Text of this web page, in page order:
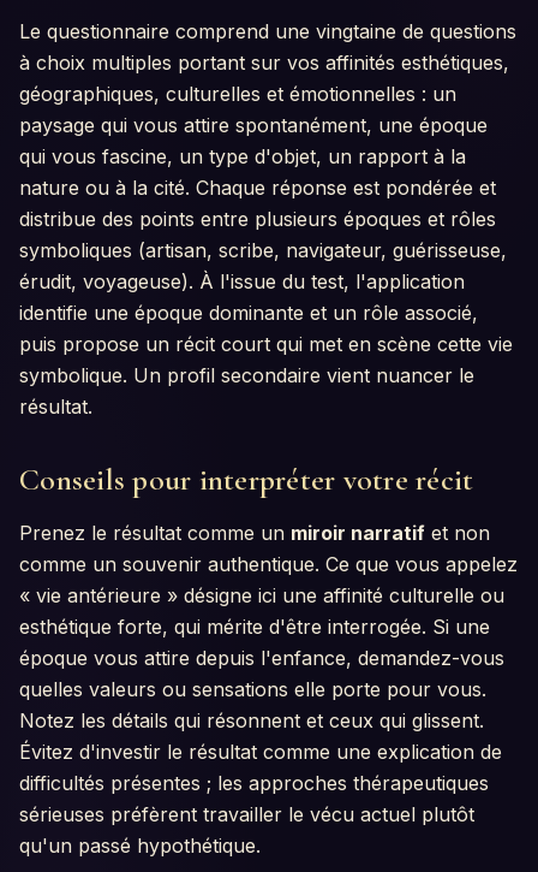
Le questionnaire comprend une vingtaine de questions
à choix multiples portant sur vos affinités esthétiques,
géographiques, culturelles et émotionnelles : un
paysage qui vous attire spontanément, une époque
qui vous fascine, un type d'objet, un rapport à la
nature ou à la cité. Chaque réponse est pondérée et
distribue des points entre plusieurs époques et rôles
symboliques (artisan, scribe, navigateur, guérisseuse,
érudit, voyageuse). À l'issue du test, l'application
identifie une époque dominante et un rôle associé,
puis propose un récit court qui met en scène cette vie
symbolique. Un profil secondaire vient nuancer le
résultat.
Conseils pour interpréter votre récit
Prenez le résultat comme un miroir narratif et non
comme un souvenir authentique. Ce que vous appelez
« vie antérieure » désigne ici une affinité culturelle ou
esthétique forte, qui mérite d'être interrogée. Si une
époque vous attire depuis l'enfance, demandez-vous
quelles valeurs ou sensations elle porte pour vous.
Notez les détails qui résonnent et ceux qui glissent.
Évitez d'investir le résultat comme une explication de
difficultés présentes ; les approches thérapeutiques
sérieuses préfèrent travailler le vécu actuel plutôt
qu'un passé hypothétique.